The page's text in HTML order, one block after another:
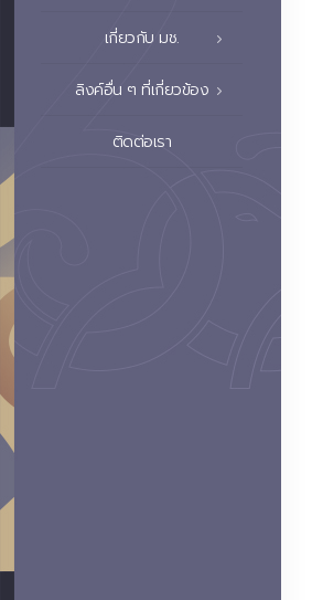
เกี่ยวกับ มช.
ลิงค์อื่น ๆ ที่เกี่ยวข้อง
ติดต่อเรา